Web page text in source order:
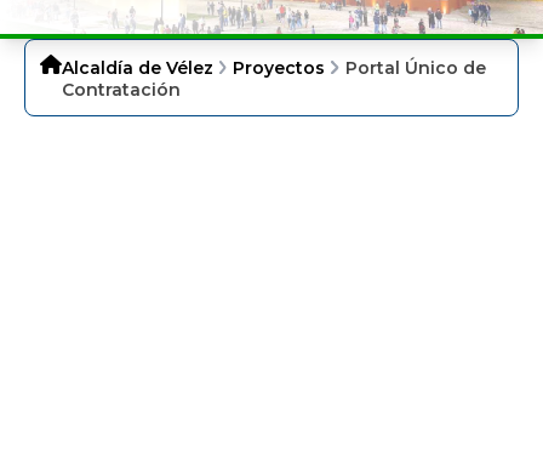
Alcaldía de Vélez Proyectos
Portal Único de
Contratación